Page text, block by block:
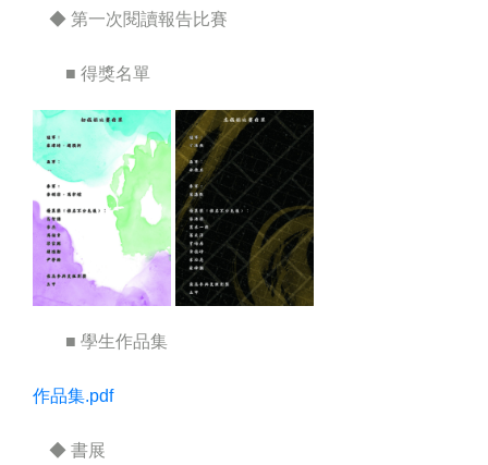
◆ 第一次閱讀報告比賽
■ 得獎名單
■ 學生作品集
作品集.pdf
◆ 書展